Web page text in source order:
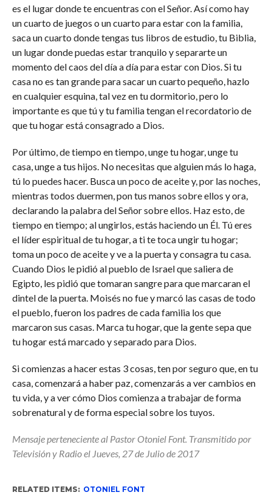
es el lugar donde te encuentras con el Señor. Así como hay
un cuarto de juegos o un cuarto para estar con la familia,
saca un cuarto donde tengas tus libros de estudio, tu Biblia,
un lugar donde puedas estar tranquilo y separarte un
momento del caos del día a día para estar con Dios. Si tu
casa no es tan grande para sacar un cuarto pequeño, hazlo
en cualquier esquina, tal vez en tu dormitorio, pero lo
importante es que tú y tu familia tengan el recordatorio de
que tu hogar está consagrado a Dios.
Por último, de tiempo en tiempo, unge tu hogar, unge tu
casa, unge a tus hijos. No necesitas que alguien más lo haga,
tú lo puedes hacer. Busca un poco de aceite y, por las noches,
mientras todos duermen, pon tus manos sobre ellos y ora,
declarando la palabra del Señor sobre ellos. Haz esto, de
tiempo en tiempo; al ungirlos, estás haciendo un Él. Tú eres
el líder espiritual de tu hogar, a ti te toca ungir tu hogar;
toma un poco de aceite y ve a la puerta y consagra tu casa.
Cuando Dios le pidió al pueblo de Israel que saliera de
Egipto, les pidió que tomaran sangre para que marcaran el
dintel de la puerta. Moisés no fue y marcó las casas de todo
el pueblo, fueron los padres de cada familia los que
marcaron sus casas. Marca tu hogar, que la gente sepa que
tu hogar está marcado y separado para Dios.
Si comienzas a hacer estas 3 cosas, ten por seguro que, en tu
casa, comenzará a haber paz, comenzarás a ver cambios en
tu vida, y a ver cómo Dios comienza a trabajar de forma
sobrenatural y de forma especial sobre los tuyos.
Mensaje perteneciente al Pastor Otoniel Font. Transmitido por
Televisión y Radio el Jueves, 27 de Julio de 2017
RELATED ITEMS: OTONIEL FONT